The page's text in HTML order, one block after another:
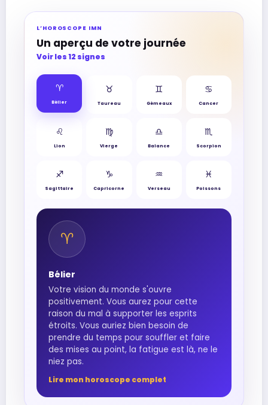
L’HOROSCOPE IMN
Un aperçu de votre journée
Voir les 12 signes
♈︎
Bélier
♉︎
Taureau
♊︎
Gémeaux
♋︎
Cancer
♌︎
Lion
♍︎
Vierge
♎︎
Balance
♏︎
Scorpion
♐︎
Sagittaire
♑︎
Capricorne
♒︎
Verseau
♓︎
Poissons
♈︎
Bélier
Votre vision du monde s'ouvre
positivement. Vous aurez pour cette
raison du mal à supporter les esprits
étroits. Vous auriez bien besoin de
prendre du temps pour souffler et faire
des mises au point, la fatigue est là, ne le
niez pas.
Lire mon horoscope complet